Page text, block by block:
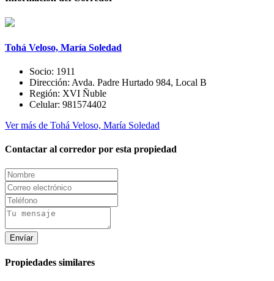
Tohá Veloso, María Soledad
Socio: 1911
Dirección: Avda. Padre Hurtado 984, Local B
Región: XVI Ñuble
Celular: 981574402
Ver más de Tohá Veloso, María Soledad
Contactar al corredor por esta propiedad
Envíar
Propiedades similares